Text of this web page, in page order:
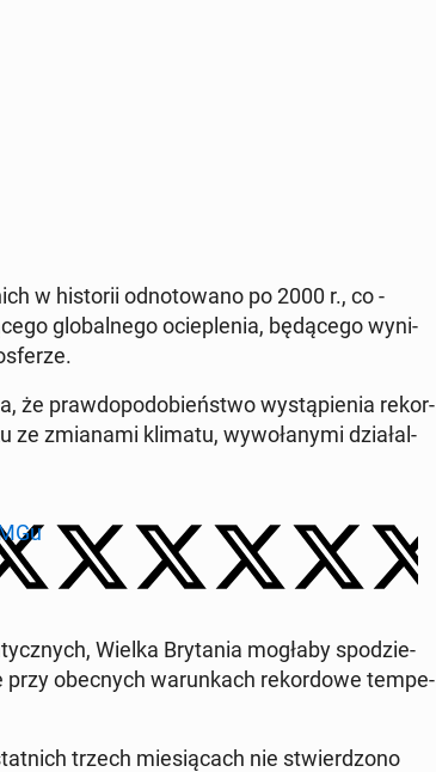
w hi­sto­rii od­no­to­wa­no po 2000 r., co -
glo­bal­ne­go ocie­ple­nia, bę­dą­ce­go wy­ni­
że praw­do­po­do­bień­stwo wy­stą­pie­nia re­kor­
ze zmia­na­mi klimatu, wy­wo­ła­ny­mi dzia­łal­
Wielka Bry­ta­nia mogłaby spo­dzie­
przy obec­nych wa­run­kach re­kor­do­we tem­pe­
trzech mie­sią­cach nie stwier­dzo­no